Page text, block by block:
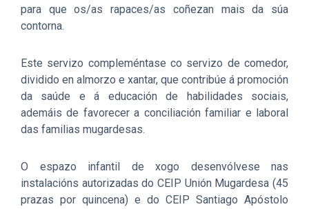
para que os/as rapaces/as coñezan mais da súa
contorna.
Este servizo compleméntase co servizo de comedor,
dividido en almorzo e xantar, que contribúe á promoción
da saúde e á educación de habilidades sociais,
ademáis de favorecer a conciliación familiar e laboral
das familias mugardesas.
O espazo infantil de xogo desenvólvese nas
instalacións autorizadas do CEIP Unión Mugardesa (45
prazas por quincena) e do CEIP Santiago Apóstolo